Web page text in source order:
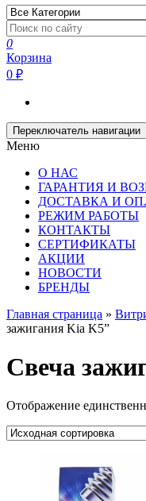
0
Корзина
0 ₽
Переключатель навигации
Меню
О НАС
ГАРАНТИЯ И
ДОСТАВКА И
РЕЖИМ РАБОТЫ
КОНТАКТЫ
СЕРТИФИКАТЫ
АКЦИИ
НОВОСТИ
БРЕНДЫ
Главная страница »
зажигания Kia K5”
Свеча
Отображение